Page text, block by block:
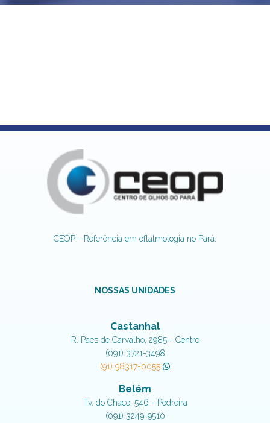
CEOP - Referência em oftalmologia no Pará.
NOSSAS UNIDADES
Castanhal
R. Paes de Carvalho, 2985 - Centro
(091) 3721-3498
(91) 98317-0055
Belém
Tv. do Chaco, 546 - Pedreira
(091) 3249-9510